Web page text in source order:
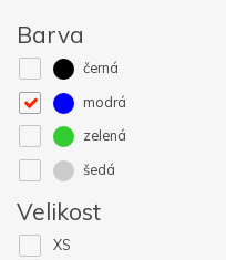
Barva
černá
modrá
zelená
šedá
Velikost
XS